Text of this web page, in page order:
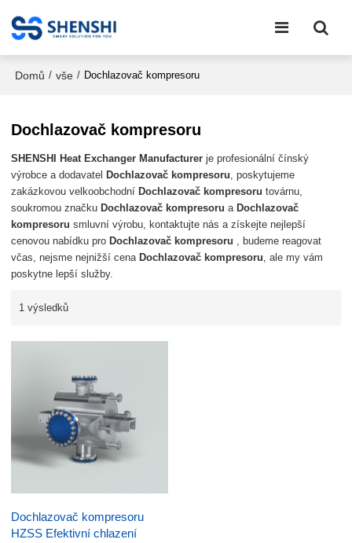
Domů / vše / Dochlazovač kompresoru
Dochlazovač kompresoru
SHENSHI Heat Exchanger Manufacturer​ je profesionální čínský
výrobce a dodavatel Dochlazovač kompresoru, poskytujeme
zakázkovou velkoobchodní Dochlazovač kompresoru továrnu,
soukromou značku Dochlazovač kompresoru a Dochlazovač
kompresoru smluvní výrobu, kontaktujte nás a získejte nejlepší
cenovou nabídku pro Dochlazovač kompresoru , budeme reagovat
včas, nejsme nejnižší cena Dochlazovač kompresoru, ale my vám
poskytne lepší služby.
1 výsledků
Dochlazovač kompresoru
HZSS Efektivní chlazení